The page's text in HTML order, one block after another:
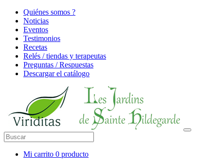
Quiénes somos ?
Noticias
Eventos
Testimonios
Recetas
Relés / tiendas y terapeutas
Preguntas / Respuestas
Descargar el catálogo
Mi carrito 0 producto